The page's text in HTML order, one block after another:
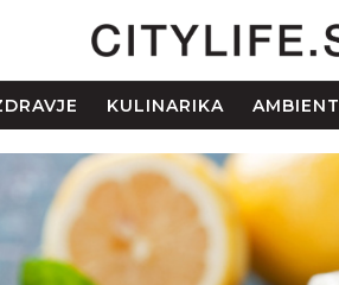
KULINARIKA AMBIENT